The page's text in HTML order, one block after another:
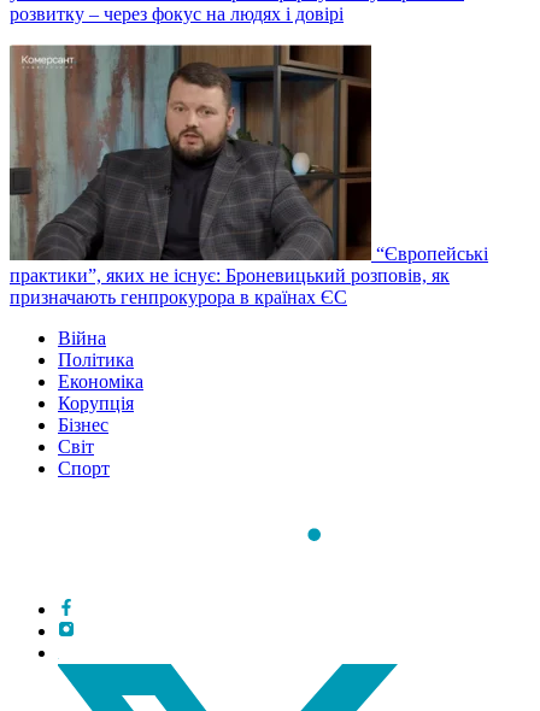
розвитку – через фокус на людях і довірі
“Європейські
практики”, яких не існує: Броневицький розповів, як
призначають генпрокурора в країнах ЄС
Війна
Політика
Економіка
Корупція
Бізнес
Світ
Спорт